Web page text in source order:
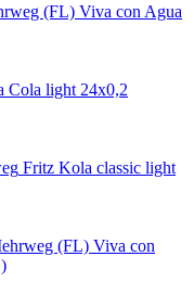
Viva con Agua
Cola light 24x0,2
Fritz Kola classic light
Viva con